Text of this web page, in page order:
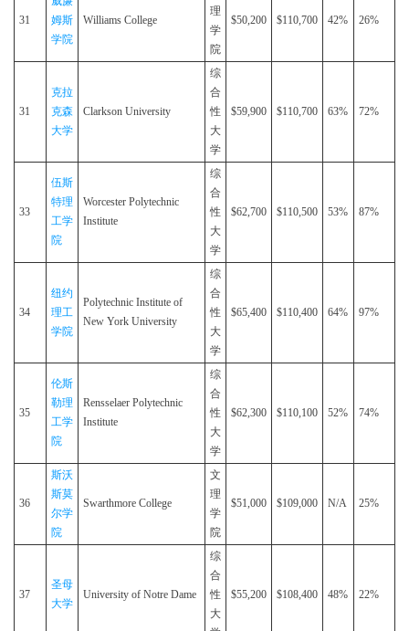
31
姆斯
学院
Williams College
理
学
院
$50,200 $110,700 42% 26%
31
克拉
克森
大学
Clarkson University
综
合
性
大
学
$59,900 $110,700 63% 72%
33
伍斯
特理
工学
院
Worcester Polytechnic
Institute
综
合
性
大
学
$62,700 $110,500 53% 87%
34
纽约
理工
学院
Polytechnic Institute of
New York University
综
合
性
大
学
$65,400 $110,400 64% 97%
35
伦斯
勒理
工学
院
Rensselaer Polytechnic
Institute
综
合
性
大
学
$62,300 $110,100 52% 74%
36
斯沃
斯莫
尔学
院
Swarthmore College
文
理
学
院
$51,000 $109,000 N/A 25%
37
圣母
大学
University of Notre Dame
综
合
性
大
$55,200 $108,400 48% 22%